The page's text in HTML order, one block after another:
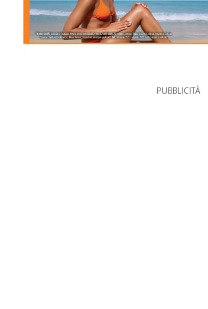
PUBBLICITÀ